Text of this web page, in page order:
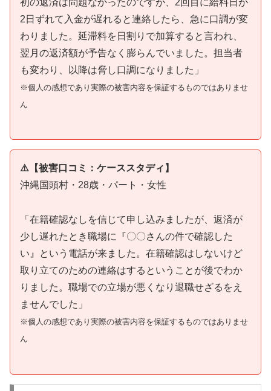
2日ずれて入金が遅れると連絡したら、急に口調が変
わりました。延滞料を日割りで加算すると言われ、
翌月の返済額が予告なく膨らんでいました。担当者
も変わり、以降は脅し口調になりました」
※個人の感想であり実際の被害内容を保証するものではありませ
ん
⚠️【被害口コミ：ケーススタディ】
沖縄国頭村・28歳・パート・女性
「在籍確認なしを信じて申し込みましたが、返済が
少し遅れたとき職場に『〇〇さんの件で確認した
い』という電話が来ました。在籍確認はしないけど
取り立てのための連絡はするということが後でわか
りました。職場での立場が悪くなり退職せざるをえ
ませんでした」
※個人の感想であり実際の被害内容を保証するものではありませ
ん